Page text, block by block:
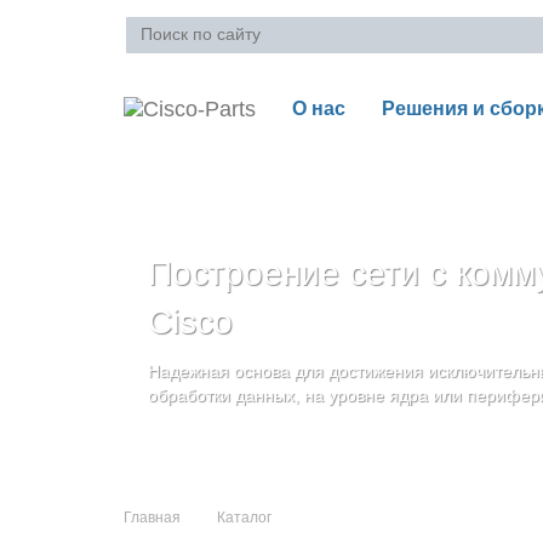
О нас Решения и
Построение сети с
Cisco
Надежная основа для достижения
обработки данных, на уровне ядра или
Стоечные серверы
и повышение адаптивности Вашего бизнеса
Блейд-серверы: UCS
и дополнительные
Увеличьте производительность сервера с
масштабируемой архитектуры
Главная Каталог